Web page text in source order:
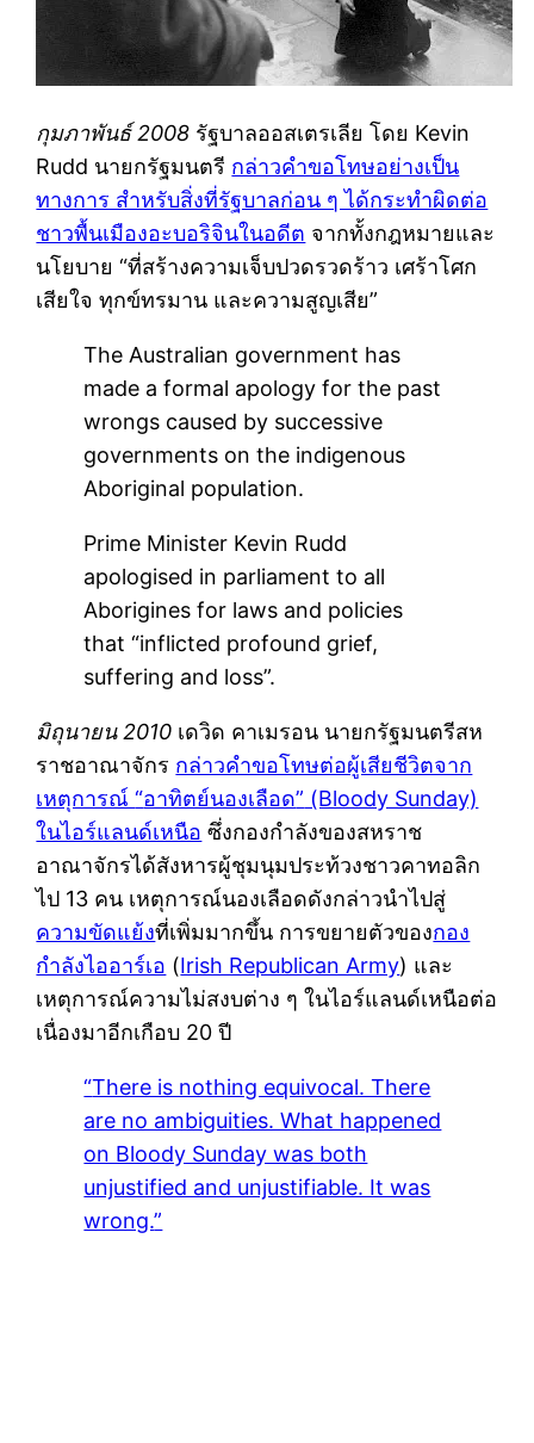
กุมภาพันธ์ 2008 รัฐบาลออสเตรเลีย โดย Kevin
Rudd นายกรัฐมนตรี กล่าวคำขอโทษอย่างเป็น
ทางการ สำหรับสิ่งที่รัฐบาลก่อน ๆ ได้กระทำผิดต่อ
ชาวพื้นเมืองอะบอริจินในอดีต จากทั้งกฎหมายและ
นโยบาย ที่สร้างความเจ็บปวดรวดร้าว เศร้าโศก
เสียใจ ทุกข์ทรมาน และความสูญเสีย
The Australian government has
made a formal apology for the past
wrongs caused by successive
governments on the indigenous
Aboriginal population.
Prime Minister Kevin Rudd
apologised in parliament to all
Aborigines for laws and policies
that inflicted profound grief,
suffering and loss .
มิถุนายน 2010 เดวิด คาเมรอน นายกรัฐมนตรีสห
ราชอาณาจักร กล่าวคำขอโทษต่อผู้เสียชีวิตจาก
เหตุการณ์ อาทิตย์นองเลือด
(Bloody Sunday)
ในไอร์แลนด์เหนือ ซึ่งกองกำลังของสหราช
อาณาจักรได้สังหารผู้ชุมนุมประท้วงชาวคาทอลิก
ไป 13 คน เหตุการณ์นองเลือดดังกล่าวนำไปสู่
ความขัดแย้งที่เพิ่มมากขึ้น การขยายตัวของกอง
กำลังไออาร์เอ (Irish Republican Army) และ
เหตุการณ์ความไม่สงบต่าง ๆ ในไอร์แลนด์เหนือต่อ
เนื่องมาอีกเกือบ 20 ปี
There is nothing equivocal. There
are no ambiguities. What happened
on Bloody Sunday was both
unjustified and unjustifiable. It was
wrong.